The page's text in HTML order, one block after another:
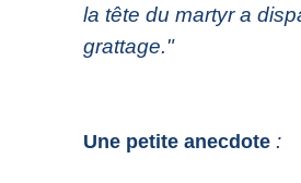
la tête du martyr a
grattage."
Une petite anecdote :